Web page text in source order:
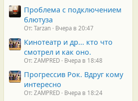
Проблема с подключением
блютуза
От: Tarzan Вчера в 20:47
Кинотеатр и др... кто что
смотрел и как оно.
От: ZAMPRED Вчера в 18:48
Прогрессив Рок. Вдруг кому
интересно
От: ZAMPRED Вчера в 18:24